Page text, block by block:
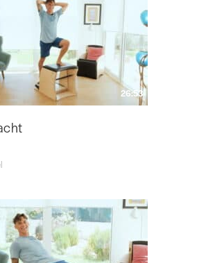
26:53